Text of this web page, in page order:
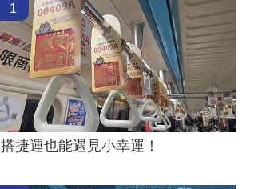
1
搭捷運也能遇見小幸運！